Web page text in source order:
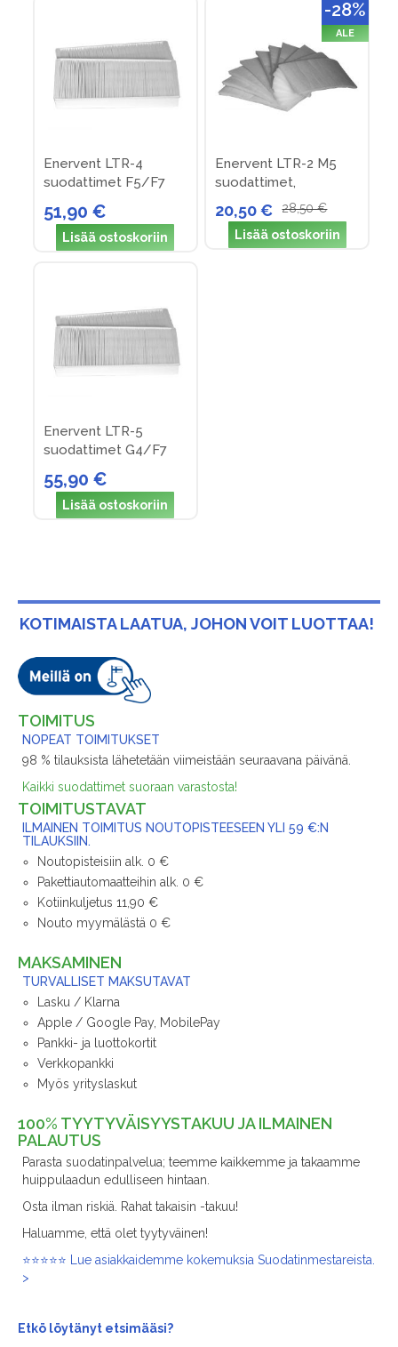
suodattimet F5/F7
51,90 €
Lisää ostoskoriin
ALE
suodattimet,
paketissa 10 kpl
20,50 €
28,50 €
Lisää ostoskoriin
suodattimet G4/F7
55,90 €
Lisää ostoskoriin
KOTIMAISTA LAATUA, JOHON VOIT LUOTTAA!
TOIMITUS
NOPEAT TOIMITUKSET
98 % tilauksista lähetetään viimeistään seuraavana päivänä.
Kaikki suodattimet suoraan varastosta!
TOIMITUSTAVAT
ILMAINEN TOIMITUS NOUTOPISTEESEEN YLI 59 €:N
TILAUKSIIN.
Noutopisteisiin alk. 0 €
Pakettiautomaatteihin alk. 0 €
Kotiinkuljetus 11,90 €
Nouto myymälästä 0 €
TURVALLISET MAKSUTAVAT
Lasku / Klarna
Apple / Google Pay, MobilePay
Pankki- ja luottokortit
Verkkopankki
Myös yrityslaskut
PALAUTUS
Parasta suodatinpalvelua; teemme kaikkemme ja takaamme
huippulaadun edulliseen hintaan.
Osta ilman riskiä. Rahat takaisin -takuu!
Haluamme, että olet tyytyväinen!
⭐⭐⭐⭐⭐ Lue asiakkaidemme kokemuksia Suodatinmestareista.
>
Valikoimassamme kaikki IV -suodattimet!